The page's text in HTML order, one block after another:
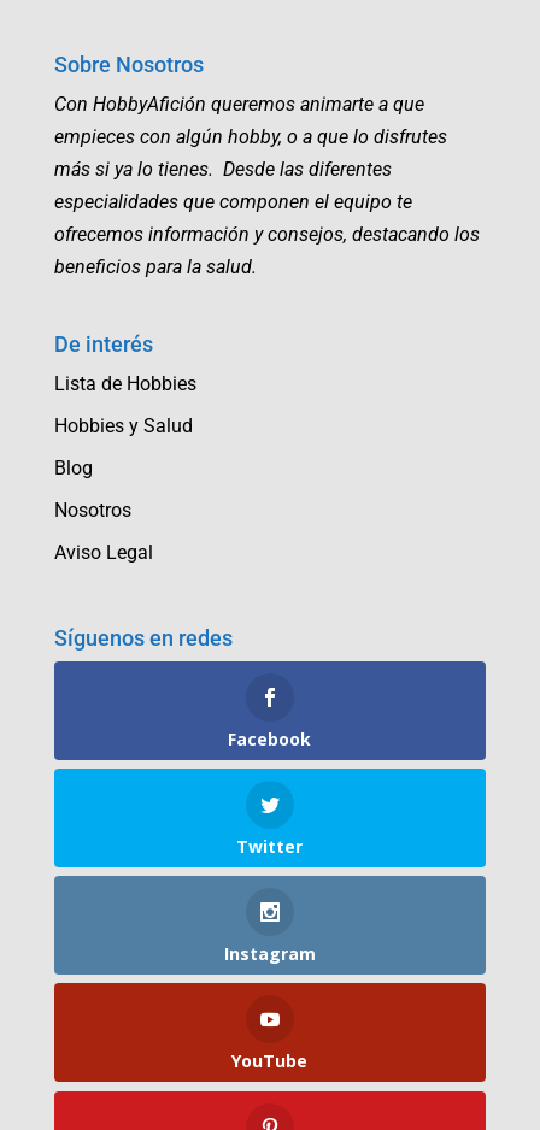
Sobre Nosotros
Con HobbyAfición queremos animarte a que
empieces con algún hobby, o a que lo disfrutes
más si ya lo tienes. Desde las diferentes
especialidades que componen el equipo te
ofrecemos información y consejos, destacando los
beneficios para la salud.
De interés
Lista de Hobbies
Hobbies y Salud
Blog
Nosotros
Aviso Legal
Síguenos en redes
Facebook
Twitter
Instagram
YouTube